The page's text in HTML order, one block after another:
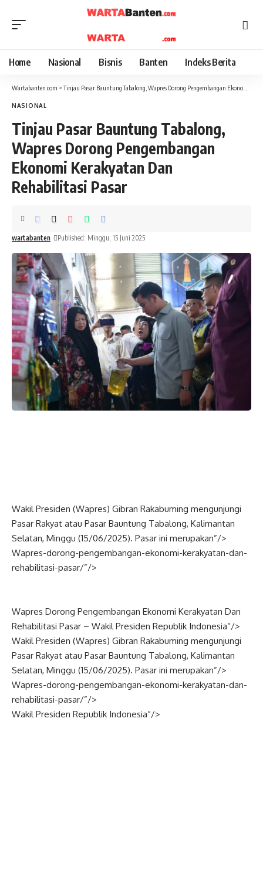
Home Nasional Bisnis Banten Indeks Berita
Wartabanten.com >Tinjau Pasar Bauntung Tabalong, Wapres Dorong Pengembangan Ekonomi Kerakyatan Dan Rehabilitasi Pasar
NASIONAL
Tinjau Pasar Bauntung Tabalong,
Wapres Dorong Pengembangan
Ekonomi Kerakyatan Dan
Rehabilitasi Pasar
wartabanten Published: Minggu, 15 Juni 2025
Wakil Presiden (Wapres) Gibran Rakabuming mengunjungi
Pasar Rakyat atau Pasar Bauntung Tabalong, Kalimantan
Selatan, Minggu (15/06/2025). Pasar ini merupakan”/>
Wapres-dorong-pengembangan-ekonomi-kerakyatan-dan-
rehabilitasi-pasar/”/>
Wapres Dorong Pengembangan Ekonomi Kerakyatan Dan
Rehabilitasi Pasar – Wakil Presiden Republik Indonesia“/>
Wakil Presiden (Wapres) Gibran Rakabuming mengunjungi
Pasar Rakyat atau Pasar Bauntung Tabalong, Kalimantan
Selatan, Minggu (15/06/2025). Pasar ini merupakan”/>
Wapres-dorong-pengembangan-ekonomi-kerakyatan-dan-
rehabilitasi-pasar/”/>
Wakil Presiden Republik Indonesia“/>